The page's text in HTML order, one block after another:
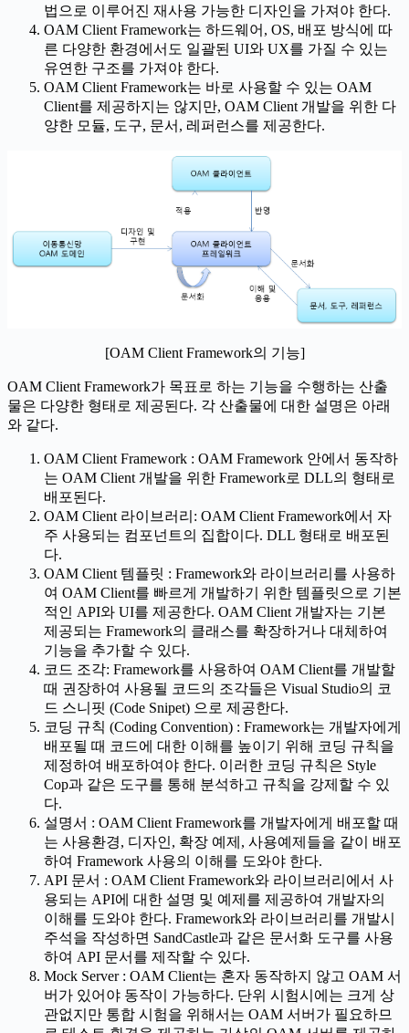
법으로 이루어진 재사용 가능한 디자인을 가져야 한다.
OAM Client Framework는 하드웨어, OS, 배포 방식에 따
른 다양한 환경에서도 일괄된 UI와 UX를 가질 수 있는
유연한 구조를 가져야 한다.
OAM Client Framework는 바로 사용할 수 있는 OAM
Client를 제공하지는 않지만, OAM Client 개발을 위한 다
양한 모듈, 도구, 문서, 레퍼런스를 제공한다.
[OAM Client Framework의 기능]
OAM Client Framework가 목표로 하는 기능을 수행하는 산출
물은 다양한 형태로 제공된다. 각 산출물에 대한 설명은 아래
와 같다.
OAM Client Framework : OAM Framework 안에서 동작하
는 OAM Client 개발을 위한 Framework로 DLL의 형태로
배포된다.
OAM Client 라이브러리: OAM Client Framework에서 자
주 사용되는 컴포넌트의 집합이다. DLL 형태로 배포된
다.
OAM Client 템플릿 : Framework와 라이브러리를 사용하
여 OAM Client를 빠르게 개발하기 위한 템플릿으로 기본
적인 API와 UI를 제공한다. OAM Client 개발자는 기본
제공되는 Framework의 클래스를 확장하거나 대체하여
기능을 추가할 수 있다.
코드 조각: Framework를 사용하여 OAM Client를 개발할
때 권장하여 사용될 코드의 조각들은 Visual Studio의 코
드 스니핏 (Code Snipet) 으로 제공한다.
코딩 규칙 (Coding Convention) : Framework는 개발자에게
배포될 때 코드에 대한 이해를 높이기 위해 코딩 규칙을
제정하여 배포하여야 한다. 이러한 코딩 규칙은 Style
Cop과 같은 도구를 통해 분석하고 규칙을 강제할 수 있
다.
설명서 : OAM Client Framework를 개발자에게 배포할 때
는 사용환경, 디자인, 확장 예제, 사용예제들을 같이 배포
하여 Framework 사용의 이해를 도와야 한다.
API 문서 : OAM Client Framework와 라이브러리에서 사
용되는 API에 대한 설명 및 예제를 제공하여 개발자의
이해를 도와야 한다. Framework와 라이브러리를 개발시
주석을 작성하면 SandCastle과 같은 문서화 도구를 사용
하여 API 문서를 제작할 수 있다.
Mock Server : OAM Client는 혼자 동작하지 않고 OAM 서
버가 있어야 동작이 가능하다. 단위 시험시에는 크게 상
관없지만 통합 시험을 위해서는 OAM 서버가 필요하므